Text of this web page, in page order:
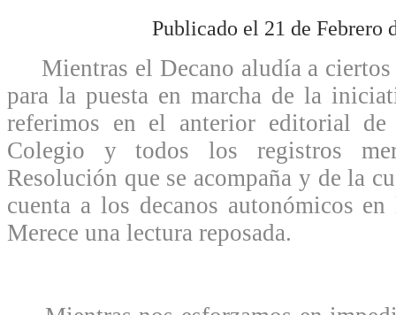
Publicado el 21 de Febrero
Mientras el Decano aludía a ciertos
para la puesta en marcha de la
referimos en el anterior editorial
Colegio y todos los registros
Resolución que se acompaña y de la
cuenta a los decanos autonómicos
Merece una lectura reposada.